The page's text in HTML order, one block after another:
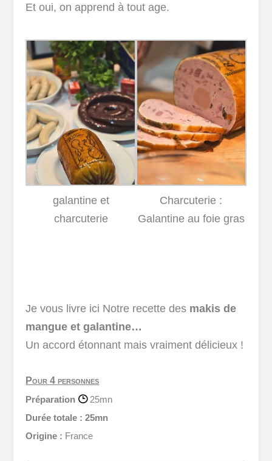
Et oui, on apprend à tout age.
galantine et
charcuterie
Charcuterie :
Galantine au foie gras
Je vous livre ici Notre recette des makis de
mangue et galantine…
Un accord étonnant mais vraiment délicieux !
Pour 4 personnes
Préparation
25mn
Durée totale : 25mn
Origine : France